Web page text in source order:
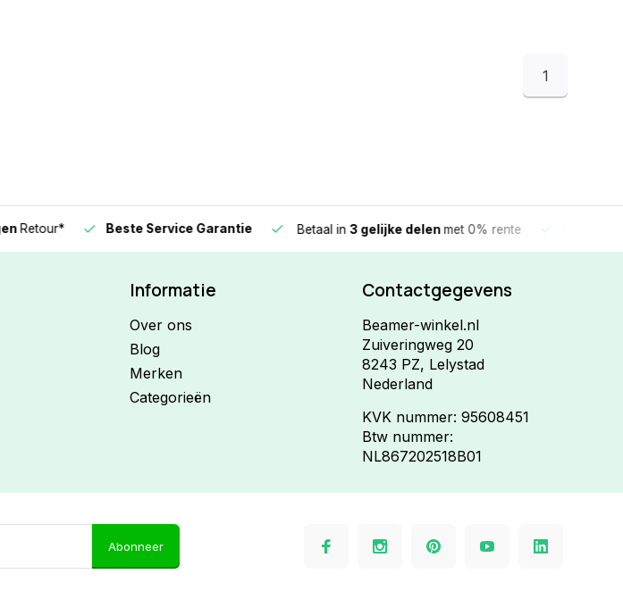
1
Beste Service Garantie Betaal in3 gelijke delenmet 0% rente Vandaag
Informatie
Over ons
Blog
Merken
Categorieën
Contactgegevens
Beamer-winkel.nl
Zuiveringweg 20
8243 PZ, Lelystad
Nederland
KVK nummer: 95608451
Btw nummer:
NL867202518B01
Abonneer